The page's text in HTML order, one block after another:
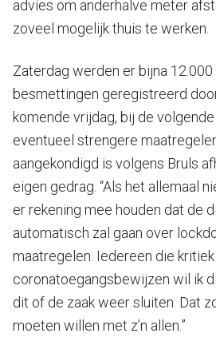
advies om anderhalve meter
zoveel mogelijk thuis te werken.
Zaterdag werden er bijna
besmettingen geregistreerd
komende vrijdag, bij de
eventueel strengere
aangekondigd is volgens Bruls
eigen gedrag. “Als het allemaal
er rekening mee houden dat de
automatisch zal gaan over
maatregelen. Iedereen die
coronatoegangsbewijzen wil ik
dit of de zaak weer sluiten. Dat
moeten willen met z’n allen.”